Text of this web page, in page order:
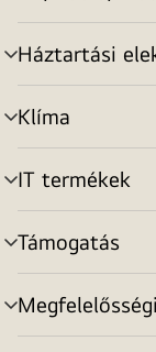
toggle
Háztartási
menu
toggle
Klíma
menu
toggle
IT termékek
menu
toggle
Támogatás
menu
toggle
menu
toggle